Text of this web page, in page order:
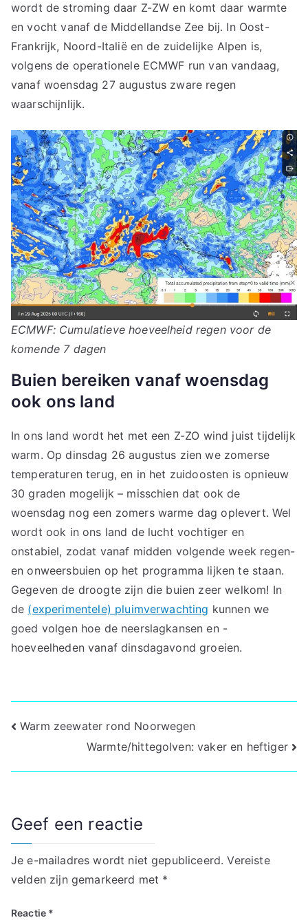
wordt de stroming daar Z-ZW en komt daar warmte
en vocht vanaf de Middellandse Zee bij. In Oost-
Frankrijk, Noord-Italië en de zuidelijke Alpen is,
volgens de operationele ECMWF run van vandaag,
vanaf woensdag 27 augustus zware regen
waarschijnlijk.
ECMWF: Cumulatieve hoeveelheid regen voor de
komende 7 dagen
Buien bereiken vanaf woensdag
ook ons land
In ons land wordt het met een Z-ZO wind juist tijdelijk
warm. Op dinsdag 26 augustus zien we zomerse
temperaturen terug, en in het zuidoosten is opnieuw
30 graden mogelijk – misschien dat ook de
woensdag nog een zomers warme dag oplevert. Wel
wordt ook in ons land de lucht vochtiger en
onstabiel, zodat vanaf midden volgende week regen-
en onweersbuien op het programma lijken te staan.
Gegeven de droogte zijn die buien zeer welkom! In
de (experimentele) pluimverwachting kunnen we
goed volgen hoe de neerslagkansen en -
hoeveelheden vanaf dinsdagavond groeien.
Bericht
navigatie
Warm zeewater rond Noorwegen
Warmte/hittegolven: vaker en heftiger
Geef een reactie
Je e-mailadres wordt niet gepubliceerd. Vereiste
velden zijn gemarkeerd met *
Reactie *